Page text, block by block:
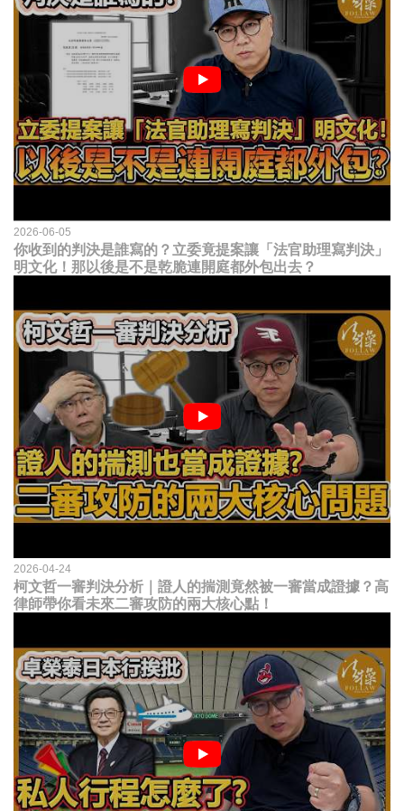
2026-06-05
你收到的判決是誰寫的？立委竟提案讓「法官助理寫判決」
明文化！那以後是不是乾脆連開庭都外包出去？
2026-04-24
柯文哲一審判決分析｜證人的揣測竟然被一審當成證據？高
律師帶你看未來二審攻防的兩大核心點！